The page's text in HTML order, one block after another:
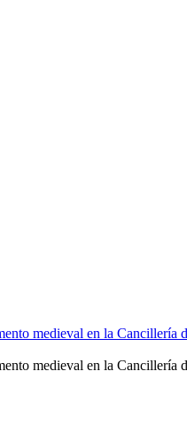
medieval en la Cancillería
medieval en la Cancillería